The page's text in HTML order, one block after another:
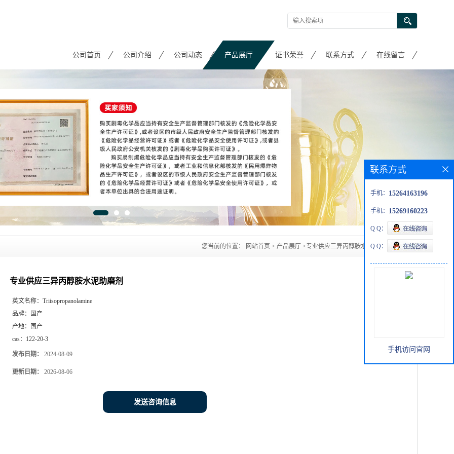
公司首页 公司介绍 公司动态 产品展厅 证书荣誉 联系方式 在线留言
您当前的位置： 网站首页 > 产品展厅 >专业供应三异丙醇胺水泥助磨剂
专业供应三异丙醇胺水泥助磨剂
英文名称： Triisopropanolamine
品牌：
国产
产地：
国产
cas： 122-20-3
发布日期： 2024-08-09
更新日期： 2026-08-06
发送咨询信息
联系方式
手机： 15264163196
手机： 15269160223
Q Q：
Q Q：
手机访问官网